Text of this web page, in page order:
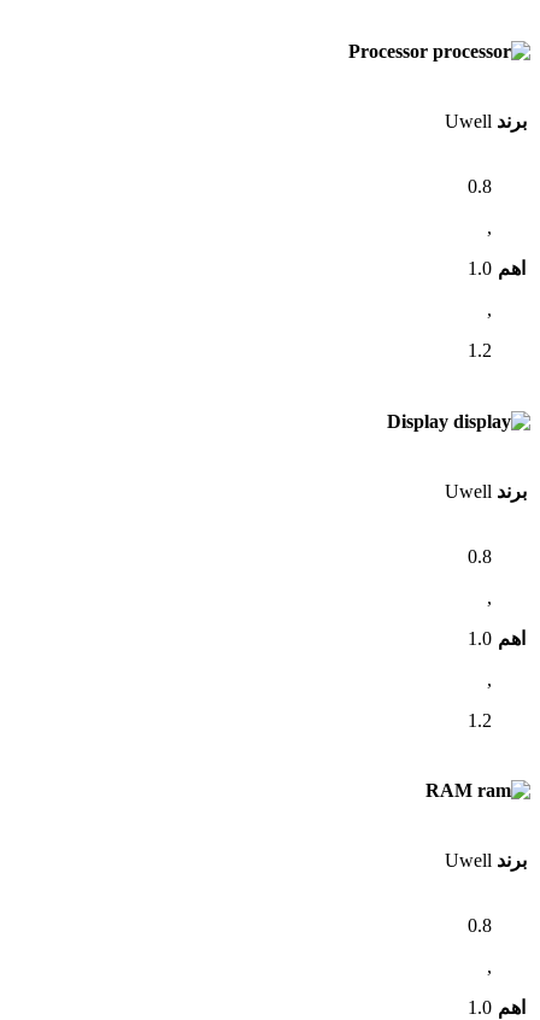
Processor
برند Uwell
اهم
0.8
,
1.0
,
1.2
Display
برند Uwell
اهم
0.8
,
1.0
,
1.2
RAM
برند Uwell
اهم
0.8
,
1.0